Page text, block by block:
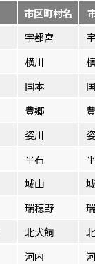
市区町村名
宇都宮
横川
国本
豊郷
姿川
平石
城山
瑞穂野
北犬飼
河内